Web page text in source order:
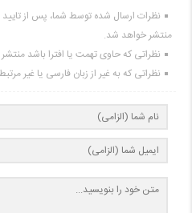
نظرات ارسال شده توسط شما، پس از
منتشر خواهد شد.
نظراتی که حاوی تهمت یا افترا باشد
نظراتی که به غیر از زبان فارسی یا غیر